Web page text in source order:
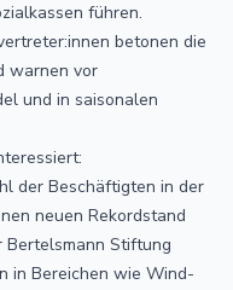
führen.
betonen die
warnen vor
und in saisonalen
der Beschäftigten in der
neuen Rekordstand
Bertelsmann Stiftung
in Bereichen wie Wind-